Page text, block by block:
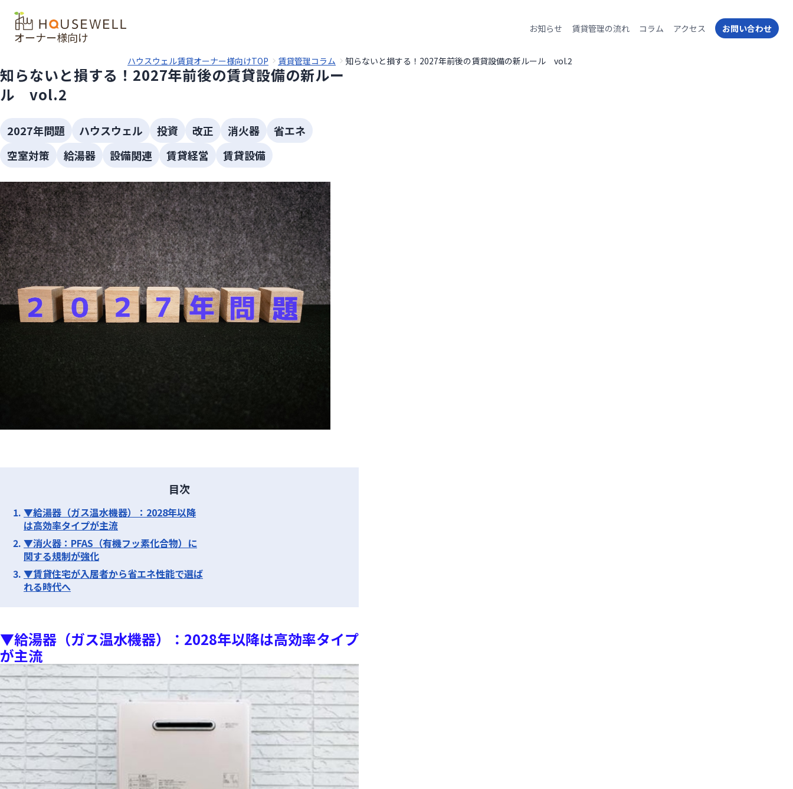
オーナー様向け
お知らせ 賃貸管理の流れ コラム アクセス お問い合わせ
ハウスウェル賃貸オーナー様向けTOP 賃貸管理コラム 知らないと損する！2027年前後の賃貸設備の新ルール vol.2
知らないと損する！2027年前後の賃貸設備の新ルー
ル vol.2
2027年問題 ハウスウェル 投資 改正 消火器
省エネ
空室対策
給湯器 設備関連 賃貸経営 賃貸設備
目次
▼給湯器（ガス温水機器）：2028年以降
は高効率タイプが主流
▼消火器：PFAS（有機フッ素化合物）に
関する規制が強化
▼賃貸住宅が入居者から省エネ性能で選ば
れる時代へ
▼給湯器（ガス温水機器）：2028年以降は高効率タイプ
が主流